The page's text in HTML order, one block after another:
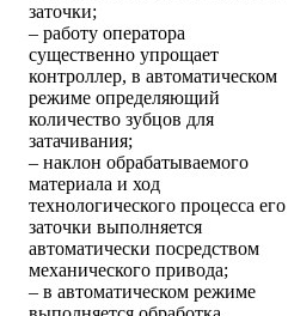
заточки;
– работу оператора
существенно упрощает
контроллер, в автоматическом
режиме определяющий
количество зубцов для
затачивания;
– наклон обрабатываемого
материала и ход
технологического процесса его
заточки выполняется
автоматически посредством
механического привода;
– в автоматическом режиме